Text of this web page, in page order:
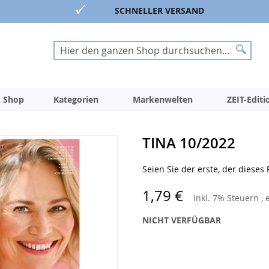
SCHNELLER VERSAND
Suche
Suche
Shop Kategorien Markenwelten ZEIT-
TINA 10/2022
Seien Sie der erste, der dieses
1,79 € Inkl. 7% Steuern ,
NICHT VERFÜGBAR